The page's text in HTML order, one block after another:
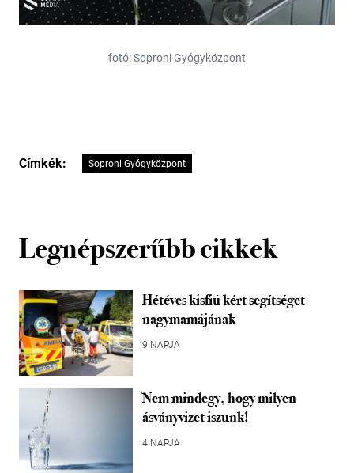
fotó: Soproni Gyógyközpont
Címkék: Soproni Gyógyközpont
Legnépszerűbb cikkek
Hétéves kisfiú kért segítséget
nagymamájának
9 NAPJA
Nem mindegy, hogy milyen
ásványvizet iszunk!
4 NAPJA